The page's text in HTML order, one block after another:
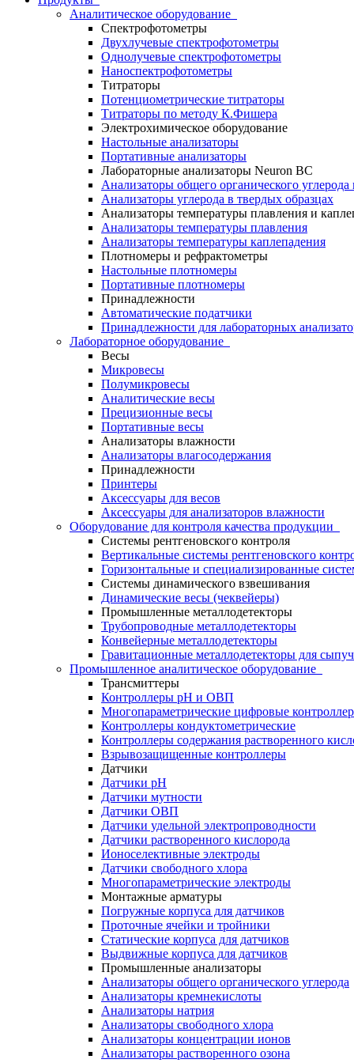
Аналитическое оборудование
Спектрофотометры
Двухлучевые спектрофотометры
Однолучевые спектрофотометры
Наноспектрофотометры
Титраторы
Потенциометрические титраторы
Титраторы по методу К.Фишера
Электрохимическое оборудование
Настольные анализаторы
Портативные анализаторы
Лабораторные анализаторы Neuron BC
Анализаторы общего органического углерода
Анализаторы углерода в твердых образцах
Анализаторы температуры плавления и
Анализаторы температуры плавления
Анализаторы температуры каплепадения
Плотномеры и рефрактометры
Настольные плотномеры
Портативные плотномеры
Принадлежности
Автоматические податчики
Принадлежности для лабораторных
Лабораторное оборудование
Весы
Микровесы
Полумикровесы
Аналитические весы
Прецизионные весы
Портативные весы
Анализаторы влажности
Анализаторы влагосодержания
Принадлежности
Принтеры
Аксессуары для весов
Аксессуары для анализаторов влажности
Оборудование для контроля качества продукции
Системы рентгеновского контроля
Вертикальные системы рентгеновского
Горизонтальные и специализированные
Системы динамического взвешивания
Динамические весы (чеквейеры)
Промышленные металлодетекторы
Трубопроводные металлодетекторы
Конвейерные металлодетекторы
Гравитационные металлодетекторы для
Промышленное аналитическое оборудование
Трансмиттеры
Контроллеры рН и ОВП
Многопараметрические цифровые
Контроллеры кондуктометрические
Контроллеры содержания растворенного
Взрывозащищенные контроллеры
Датчики
Датчики рН
Датчики мутности
Датчики ОВП
Датчики удельной электропроводности
Датчики растворенного кислорода
Ионоселективные электроды
Датчики свободного хлора
Многопараметрические электроды
Монтажные арматуры
Погружные корпуса для датчиков
Проточные ячейки и тройники
Статические корпуса для датчиков
Выдвижные корпуса для датчиков
Промышленные анализаторы
Анализаторы общего органического углерода
Анализаторы кремнекислоты
Анализаторы натрия
Анализаторы свободного хлора
Анализаторы концентрации ионов
Анализаторы растворенного озона